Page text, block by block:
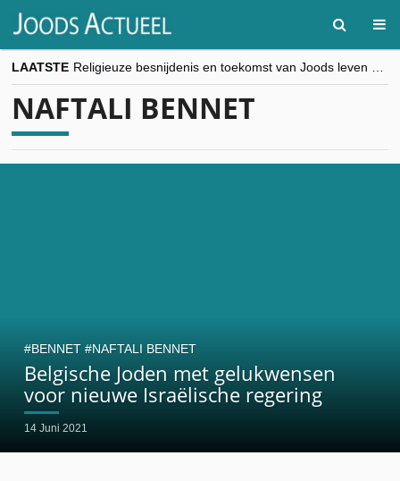
LAATSTE
“Besnijdenisdebat toont hoe moeilijk seculiere Westen minderheden begrijpt”, Jinnih Beels (Vooruit)
NAFTALI BENNET
Belgische Joden met gelukwensen
voor nieuwe Israëlische regering
14 Juni 2021
BENNET NAFTALI BENNET